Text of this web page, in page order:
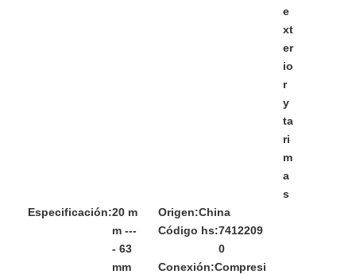
e
xt
er
io
r
y
ta
ri
m
a
s
Especificación:20 m
m ---
- 63
mm
Origen:China
Código hs:7412209
0
Conexión:Compresi